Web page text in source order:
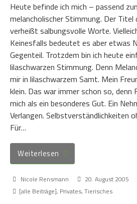
Heute befinde ich mich – passend
melancholischer Stimmung. Der Titel
verheißt salbungsvolle Worte.
Keinesfalls bedeutet es aber etwas
Gegenteil. Trotzdem bin ich heute
lilaschwarzen Stimmung. Denn
mir in lilaschwarzem Samt. Mein
klein. Das war immer schon so,
mich als ein besonderes Gut. Ein
Verlangen. Selbstverständlichkeiten
Für…
Weiterlesen
Nicole Rensmann
20. August 2005
[alle Beiträge], Privates, Tierisches